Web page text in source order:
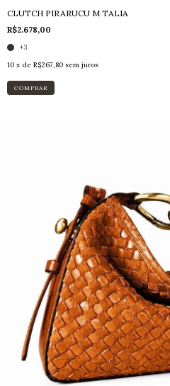
CLUTCH PIRARUCU M TALIA
R$2.678,00
+3
10 x de R$267,80 sem juros
COMPRAR